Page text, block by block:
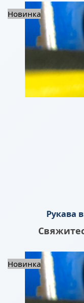
Новинка
Рукава
Новинка